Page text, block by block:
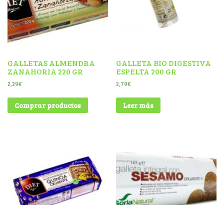
GALLETAS ALMENDRA
ZANAHORIA 220 GR
2,29€
Comprar productos
GALLETA BIO DIGESTIVA
ESPELTA 200 GR
2,79€
Leer más